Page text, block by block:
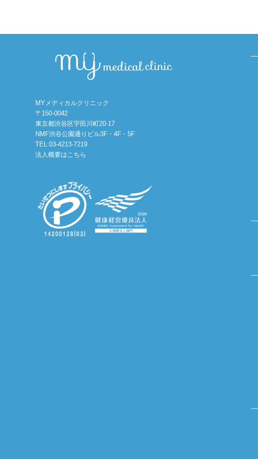
MYメディカルクリニック
〒150-0042
東京都渋谷区宇田川町20-17
NMF渋谷公園通りビル3F・4F・5F
TEL:03-4213-7219
法人概要はこちら